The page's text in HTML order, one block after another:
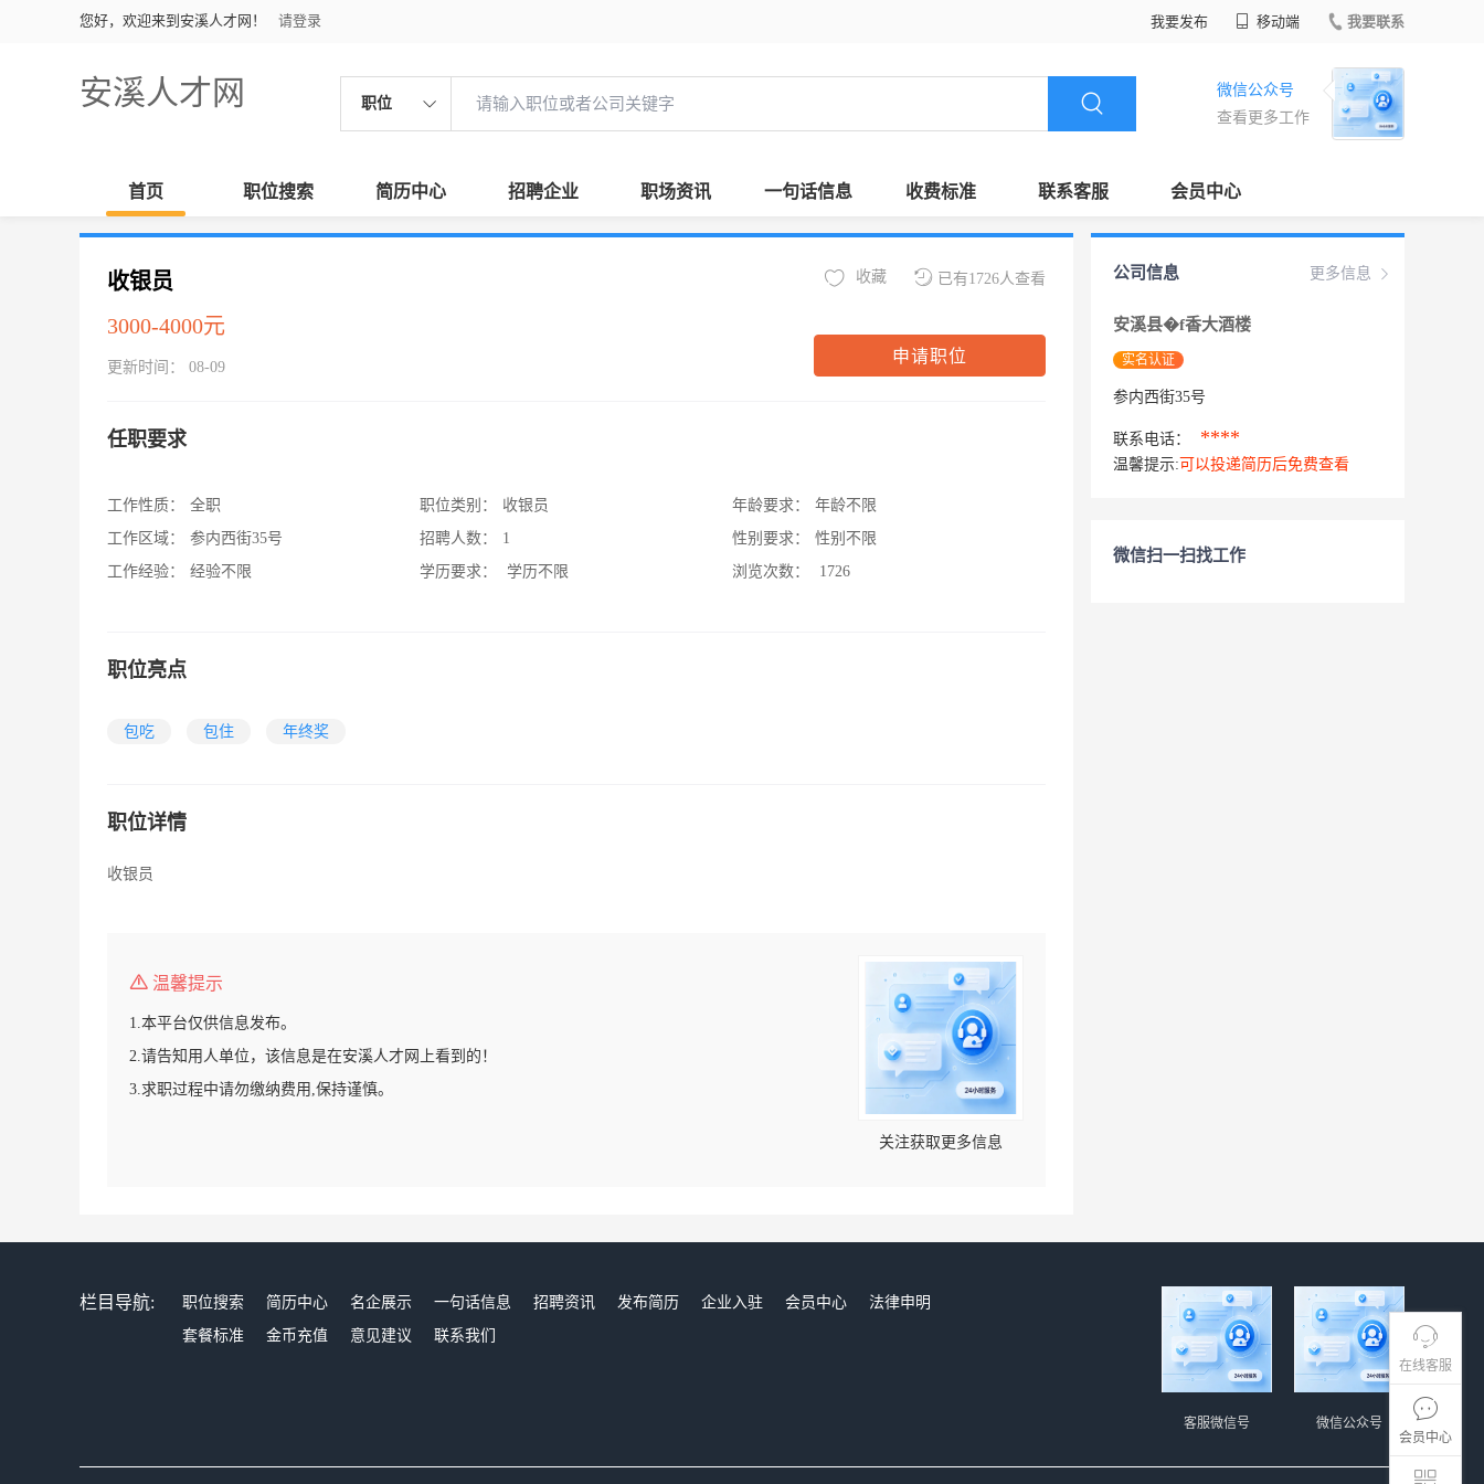
您好，欢迎来到安溪人才网！ 请登录 我要发布 移动端 我要联系
安溪人才网 职位
微信公众号
查看更多工作
首页 职位搜索 简历中心 招聘企业 职场资讯 一句话信息 收费标准 联系客服 会员中心
在线客服
会员中心
收银员
3000-4000元
更新时间： 08-09
已有1726人查看
收藏
申请职位
任职要求
工作性质：
全职
工作区域：
参内西街35号
工作经验：
经验不限
职位类别：
收银员
招聘人数：
1
学历要求：
学历不限
年龄要求：
年龄不限
性别要求：
性别不限
浏览次数：
1726
职位亮点
包吃 包住 年终奖
职位详情
收银员
温馨提示
1.本平台仅供信息发布。
2.请告知用人单位，该信息是在安溪人才网上看到的！
3.求职过程中请勿缴纳费用,保持谨慎。
关注获取更多信息
更多信息
公司信息
安溪县�f香大酒楼
实名认证
参内西街35号
联系电话： ****
温馨提示: 可以投递简历后免费查看
微信扫一扫找工作
栏目导航: 职位搜索 简历中心 名企展示 一句话信息 招聘资讯 发布简历 企业入驻 会员中心
法律申明
套餐标准
金币充值 意见建议 联系我们
微信公众号
客服微信号